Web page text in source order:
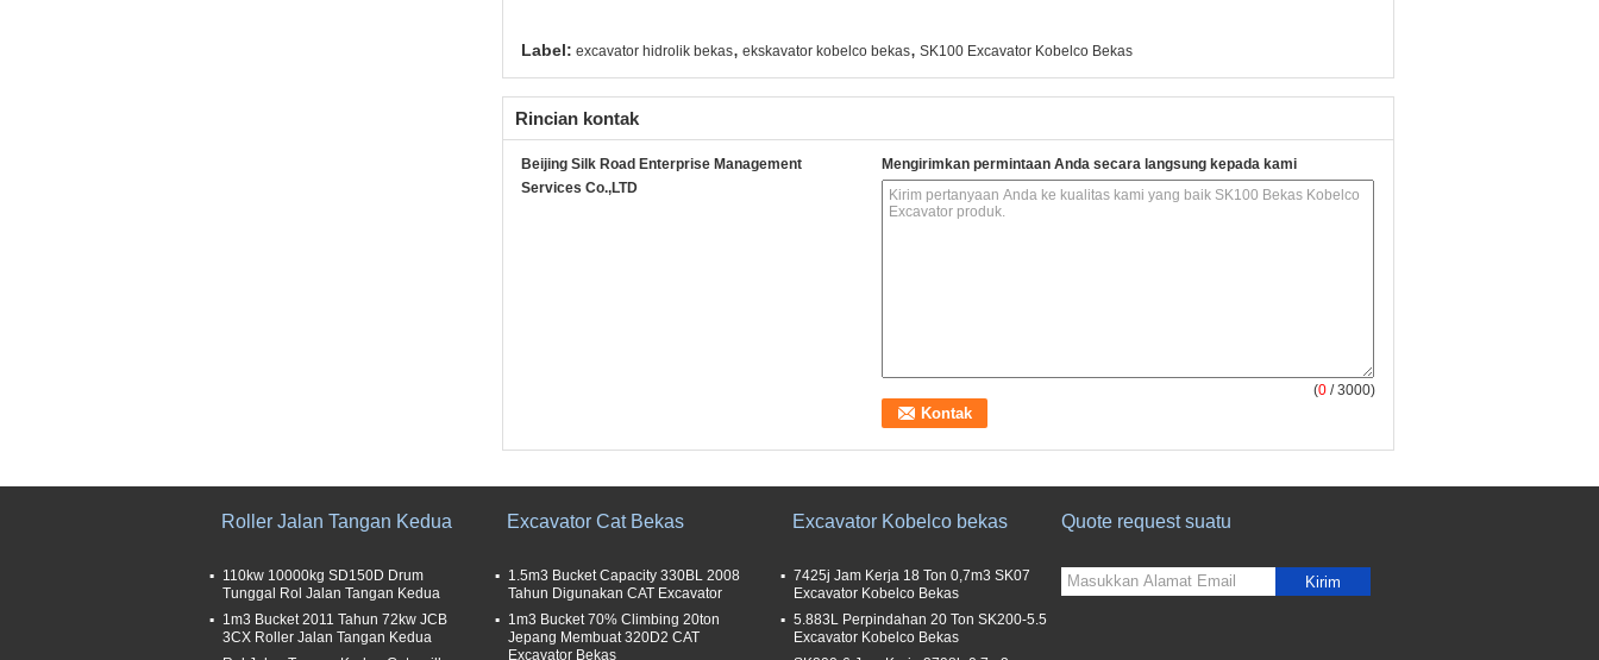
Label: excavator hidrolik bekas, ekskavator kobelco bekas, SK100 Excavator Kobelco Bekas
Rincian kontak
Beijing Silk Road Enterprise Management
Services Co.,LTD
Mengirimkan permintaan Anda secara langsung kepada kami
(0 / 3000)
Roller Jalan Tangan Kedua
110kw 10000kg SD150D Drum
Tunggal Rol Jalan Tangan Kedua
1m3 Bucket 2011 Tahun 72kw JCB
3CX Roller Jalan Tangan Kedua
Excavator Cat Bekas
1.5m3 Bucket Capacity 330BL 2008
Tahun Digunakan CAT Excavator
1m3 Bucket 70% Climbing 20ton
Jepang Membuat 320D2 CAT
Excavator Bekas
Excavator Kobelco bekas
7425j Jam Kerja 18 Ton 0,7m3 SK07
Excavator Kobelco Bekas
5.883L Perpindahan 20 Ton SK200-5.5
Excavator Kobelco Bekas
Quote request suatu
Kirim